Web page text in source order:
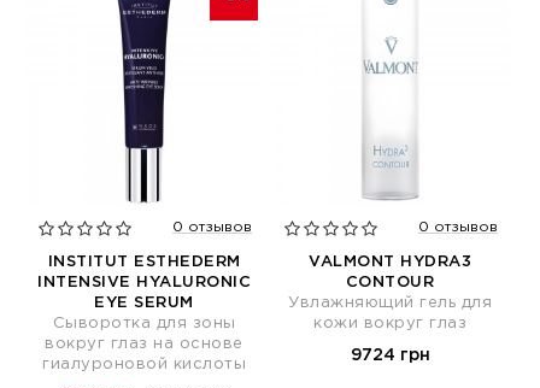
0 отзывов
INSTITUT ESTHEDERM
INTENSIVE HYALURONIC
EYE SERUM
Сыворотка для зоны
вокруг глаз на основе
гиалуроновой кислоты
0 отзывов
VALMONT HYDRA3
CONTOUR
Увлажняющий гель для
кожи вокруг глаз
9724 грн